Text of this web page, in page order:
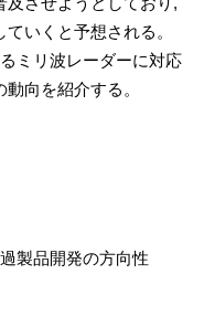
いくと予想される。
ミリ波レーダーに対応
向を紹介する。
製品開発の方向性